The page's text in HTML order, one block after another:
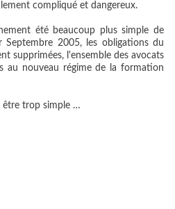
compliqué et dangereux.
été beaucoup plus simple de
2005, les obligations du
supprimées, l'ensemble des avocats
au nouveau régime de la formation
être trop simple …